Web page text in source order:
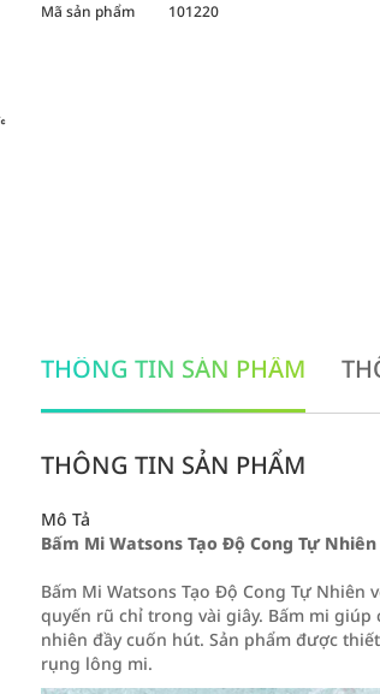
Mã sản phẩm 101220
THÔNG TIN SẢN PHẨM
THÔNG TIN SẢN PHẨM
Mô Tả
Bấm Mi Watsons Tạo Độ Cong Tự Nhiên
Bấm Mi Watsons Tạo Độ Cong Tự
quyến rũ chỉ trong vài giây. Bấm mi
nhiên đầy cuốn hút. Sản phẩm được
rụng lông mi.